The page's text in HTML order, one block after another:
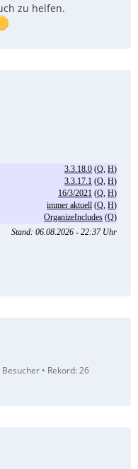
zu helfen.
Rekord: 26